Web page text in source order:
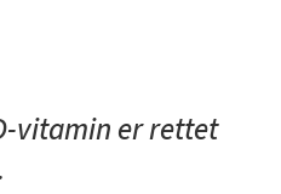
vitamin er rettet